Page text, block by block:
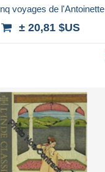
voyages de l'Antoinette
± 20,81 $US